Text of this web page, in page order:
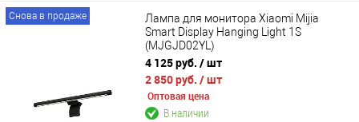
Снова в продаже
Лампа для монитора Xiaomi Mijia
Smart Display Hanging Light 1S
(MJGJD02YL)
4 125 руб. / шт
2 850 руб. / шт
Оптовая цена
В наличии